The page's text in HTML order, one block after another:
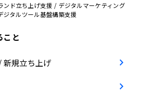
ンド立ち上げ支援 / デジタルマーケティング
ジタルツール基盤構築支援
と
新規立ち上げ